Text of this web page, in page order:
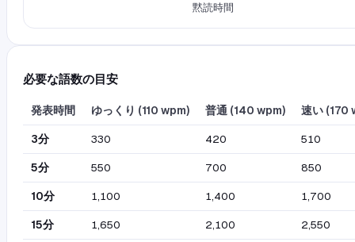
黙読時間
必要な語数の目安
発表時間 ゆっくり (110 wpm) 普通 (140 wpm) 速い (170
3分
330 420
510
5分
550 700
850
10分
1,100 1,400
1,700
15分
1,650 2,100 2,550